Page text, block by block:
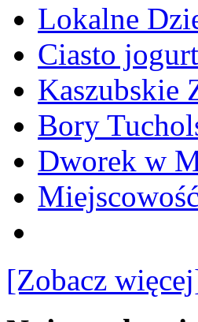
Lokalne
Ciasto
Kaszubskie
Bory
Dworek w
[Zobacz